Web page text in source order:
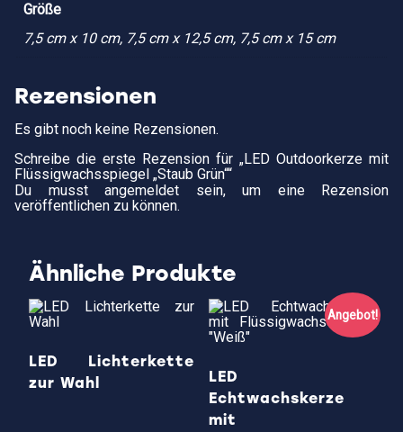
Größe
7,5 cm x 10 cm, 7,5 cm x 12,5 cm, 7,5 cm x 15 cm
Rezensionen
Es gibt noch keine Rezensionen.
Schreibe die erste Rezension für „LED Outdoorkerze mit
Flüssigwachsspiegel „Staub Grün““
Du musst angemeldet sein, um eine Rezension
veröffentlichen zu können.
Ähnliche Produkte
LED Lichterkette
zur Wahl
Angebot!
LED
Echtwachskerze
mit